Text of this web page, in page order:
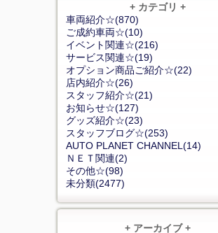
+ カテゴリ +
車両紹介☆(870)
ご成約車両☆(10)
イベント関連☆(216)
サービス関連☆(19)
オプション商品ご紹介☆(22)
店内紹介☆(26)
スタッフ紹介☆(21)
お知らせ☆(127)
グッズ紹介☆(23)
スタッフブログ☆(253)
AUTO PLANET CHANNEL(14)
ＮＥＴ関連(2)
その他☆(98)
未分類(2477)
+ アーカイブ +